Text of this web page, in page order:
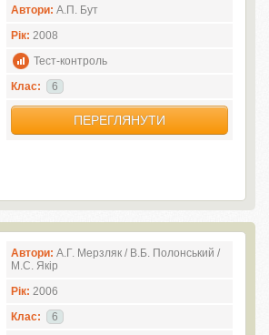
Автори: А.П. Бут
Рік: 2008
Тест-контроль
Клас:
6
ПЕРЕГЛЯНУТИ
Автори: А.Г. Мерзляк / В.Б. Полонський /
М.С. Якір
Рік: 2006
Клас:
6